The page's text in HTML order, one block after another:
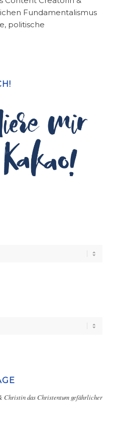
Fundamentalismus
politische
Christin das Christentum gefährlicher